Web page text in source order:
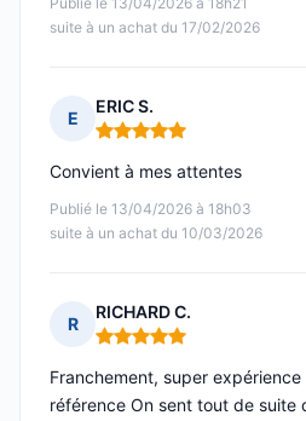
suite à un achat du 17/02/2026
E
ERIC S.
Note : 5 sur 5
Publié le 13/04/2026 à 18h03
suite à un achat du 10/03/2026
Convient à mes attentes
R
RICHARD C.
Note : 5 sur 5
Franchement, super
référence On sent tout de suite